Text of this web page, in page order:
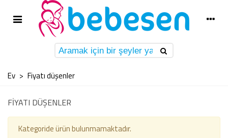
Ev > Fiyatı düşenler
FIYATI DÜŞENLER
Kategoride ürün bulunmamaktadır.